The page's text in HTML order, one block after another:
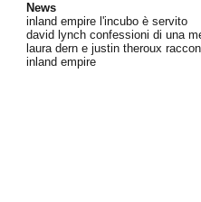
News
inland empire l'incubo è servito
david lynch confessioni di una
laura dern e justin theroux
inland empire